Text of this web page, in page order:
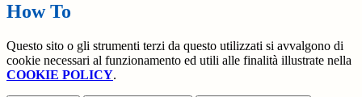
How To
Questo sito o gli strumenti terzi da questo utilizzati si avvalgono di
cookie necessari al funzionamento ed utili alle finalità illustrate nella
COOKIE POLICY.